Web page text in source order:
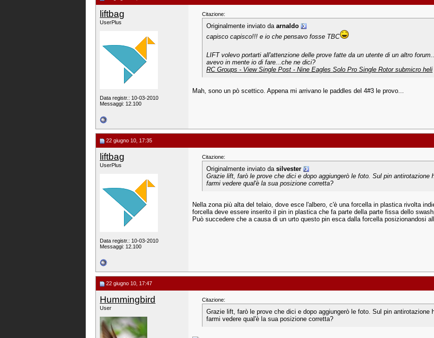
liftbag
UserPlus
Data registr.: 10-03-2010
Messaggi: 12.100
Citazione:
Originalmente inviato da arnaldo
capisco capisco!!! e io che pensavo fosse TBC
LIFT volevo portarti all'attenzione delle prove fatte da un utente di un altro
avevo in mente io di fare...che ne dici?
RC Groups - View Single Post - Nine Eagles Solo Pro Single Rotor submicro heli
Mah, sono un pò scettico. Appena mi arrivano le paddles del 4#3 le provo...
22 giugno 10, 17:35
liftbag
UserPlus
Data registr.: 10-03-2010
Messaggi: 12.100
Citazione:
Originalmente inviato da silvester
Grazie lift, farò le prove che dici e dopo aggiungerò le foto. Sul pin antirotazione
farmi vedere qual'è la sua posizione corretta?
Nella zona più alta del telaio, dove esce l'albero, c'è una forcella in plastica rivolta
forcella deve essere inserito il pin in plastica che fa parte della parte fissa dello
Può succedere che a causa di un urto questo pin esca dalla forcella posizionandosi
22 giugno 10, 17:47
Hummingbird
User
Citazione:
Grazie lift, farò le prove che dici e dopo aggiungerò le foto. Sul pin antirotazione
farmi vedere qual'è la sua posizione corretta?